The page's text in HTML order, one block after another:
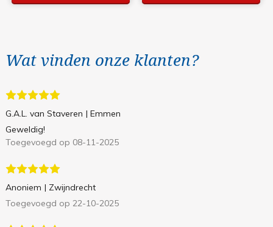
Wat vinden onze klanten?
G.A.L. van Staveren | Emmen
Geweldig!
Toegevoegd op 08-11-2025
Anoniem | Zwijndrecht
Toegevoegd op 22-10-2025